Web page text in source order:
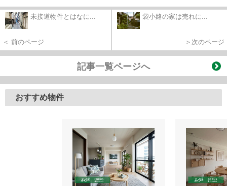
未接道物件とはなに...
＜ 前のページ
袋小路の家は売れに...
＞次のページ
記事一覧ページへ
おすすめ物件